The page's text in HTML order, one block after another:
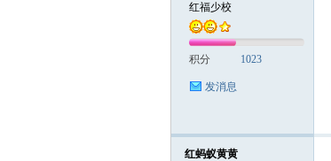
红福少校
积分 1023
发消息
红蚂蚁黄黄